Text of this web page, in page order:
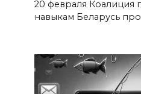
20 февраля Коалиция
навыкам Беларусь